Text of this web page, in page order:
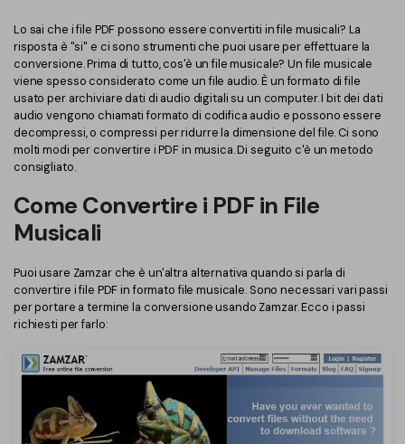
Online Gratis
PDF in Word
Comprimere PDF
Unire PDF
Altri Strumenti Online
Modifica PDF
Compimi PDF
Organizza PDF
Ritaglia PDF
Firma PDF
Firma digitale certificata
Smart Redact PDF
PDF OCR
Extrai dati PDF
Password PDF
Esegui OCR su PDF
APP PDF
Firma su PDF
PDF editor per Mac
Comprimere PDF
Tutti Gli Argomenti
Educazione
Servizio IT
Legale
Sanità
Finanza
Lo sai che i file PDF possono essere convertiti in file musicali? La
risposta è "si" e ci sono strumenti che puoi usare per effettuare la
conversione. Prima di tutto, cos'è un file musicale? Un file musicale
viene spesso considerato come un file audio. È un formato di file
usato per archiviare dati di audio digitali su un computer. I bit dei dati
audio vengono chiamati formato di codifica audio e possono essere
decompressi, o compressi per ridurre la dimensione del file. Ci sono
molti modi per convertire i PDF in musica. Di seguito c'è un metodo
consigliato.
Come Convertire i PDF in File
Musicali
Puoi usare Zamzar che è un'altra alternativa quando si parla di
convertire i file PDF in formato file musicale. Sono necessari vari passi
per portare a termine la conversione usando Zamzar. Ecco i passi
richiesti per farlo: